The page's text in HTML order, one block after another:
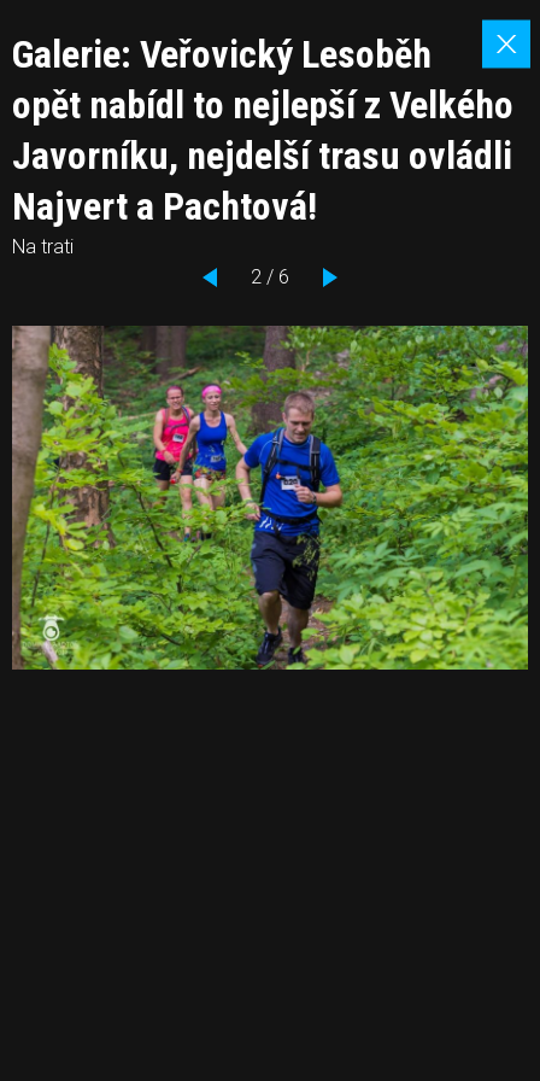
Galerie: Veřovický Lesoběh
opět nabídl to nejlepší z Velkého
Javorníku, nejdelší trasu ovládli
Najvert a Pachtová!
Na trati
2 / 6